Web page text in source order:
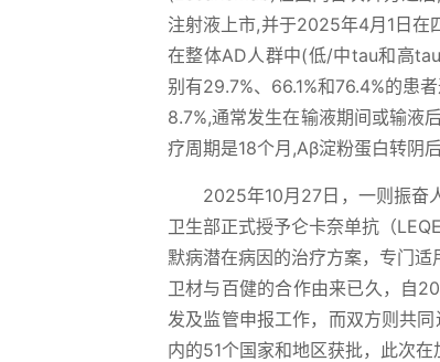
注射液上市,并于2025年4月1日
在整体AD人群中(低/中tau和高
别有29.7%、66.1%和76.4%的患
8.7%,通常发生在输液期间或输
疗周期是18个月,Aβ淀粉蛋白转阴
2025年10月27日，一则振奋
卫生部正式授予仑卡奈单抗（
默病潜在病因的治疗方案，专门适
卫材与百健的合作由来已久，自
发及监管申报工作，而双方则共
内的51个国家和地区获批，此次